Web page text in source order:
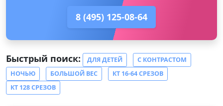
8 (495) 125-08-64
Быстрый поиск: ДЛЯ ДЕТЕЙ
С КОНТРАСТОМ
НОЧЬЮ
БОЛЬШОЙ ВЕС
КТ 16-64 СРЕЗОВ
КТ 128 СРЕЗОВ